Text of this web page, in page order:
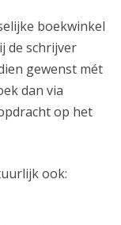
boekwinkel
de schrijver
gewenst mét
dan via
op het
ook: